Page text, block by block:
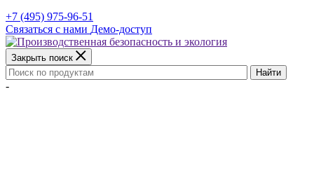
+7 (495) 975-96-51
Связаться с нами Демо-доступ
Закрыть поиск
Найти
-